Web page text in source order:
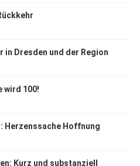
in Dresden und der Region
wird 100!
Herzenssache Hoffnung
Kurz und substanziell